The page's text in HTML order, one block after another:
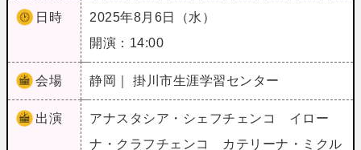
日時
2025年8月6日（水）
開演：14:00
会場 静岡｜ 掛川市生涯学習センター
出演
アナスタシア・シェフチェンコ イロー
ナ・クラフチェンコ カテリーナ・ミクル